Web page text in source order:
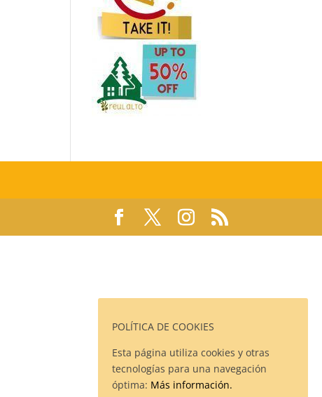
POLÍTICA DE COOKIES
Esta página utiliza cookies y otras
tecnologías para una navegación
óptima: Más información.